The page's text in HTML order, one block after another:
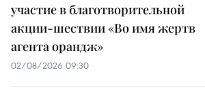
участие в благотворительной
акции-шествии «Во имя жертв
агента орандж»
02/08/2026 09:30